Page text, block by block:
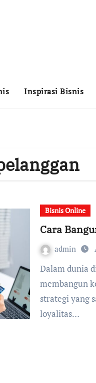
Inspirasi Bisnis
Bisnis Online
Cara
admin
Dalam dunia digital yang semakin kompetitif,
membangun
strategi yang
loyalitas…